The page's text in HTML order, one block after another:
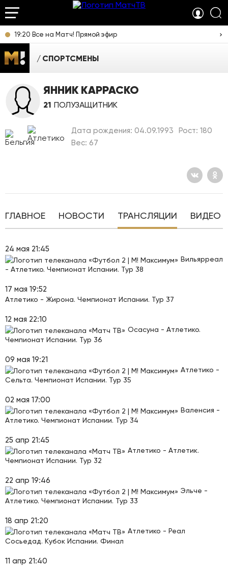
19:20 Все на Матч! Прямой эфир
СПОРТСМЕНЫ
ЯННИК КАРРАСКО
21 ПОЛУЗАЩИТНИК
Дата рождения: 04.09.1993
Рост: 180
Вес: 67
ГЛАВНОЕ НОВОСТИ ТРАНСЛЯЦИИ ВИДЕО
24 мая 21:45
Вильярреал
- Атлетико. Чемпионат Испании. Тур 38
17 мая 19:52
Атлетико - Жирона. Чемпионат Испании. Тур 37
12 мая 22:10
Осасуна - Атлетико.
Чемпионат Испании. Тур 36
09 мая 19:21
Атлетико -
Сельта. Чемпионат Испании. Тур 35
02 мая 17:00
Валенсия -
Атлетико. Чемпионат Испании. Тур 34
25 апр 21:45
Атлетико - Атлетик.
Чемпионат Испании. Тур 32
22 апр 19:46
Эльче -
Атлетико. Чемпионат Испании. Тур 33
18 апр 21:20
Атлетико - Реал
Сосьедад. Кубок Испании. Финал
11 апр 21:40